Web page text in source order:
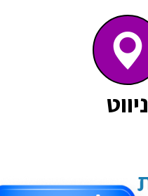
ניווט